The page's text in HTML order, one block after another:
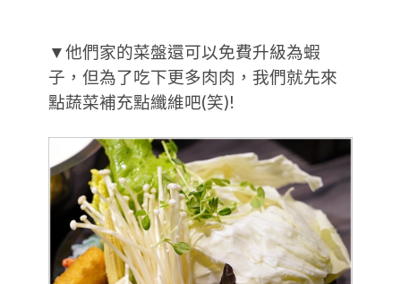
▼他們家的菜盤還可以免費升級為蝦
子，但為了吃下更多肉肉，我們就先來
點蔬菜補充點纖維吧(笑)!